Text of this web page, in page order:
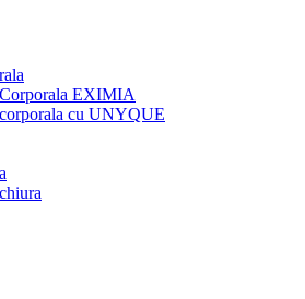
EXIMIA
cu UNYQUE